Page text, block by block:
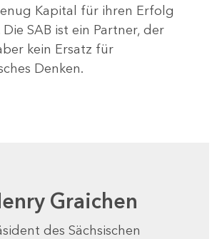
Kapital für ihren Erfolg
SAB ist ein Partner, der
kein Ersatz für
Denken.
Graichen
des Sächsischen